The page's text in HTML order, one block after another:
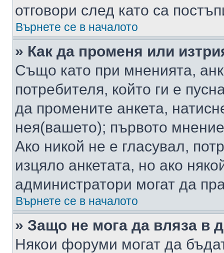
отговори след като са
Върнете се в началото
» Как да променя или
Също като при мненията,
потребителя, който ги е
да промените анкета,
нея(вашето); първото
Ако никой не е гласувал,
изцяло анкетата, но ако
администратори могат да
Върнете се в началото
» Защо не мога да вляза в
Някои форуми могат да